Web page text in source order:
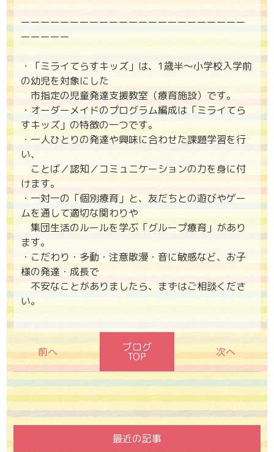
ーーーーーーーーーーーーーーーーーーーーーーー
ーーーーー
・「ミライてらすキッズ」は、1歳半～小学校入学前
の幼児を対象にした
市指定の児童発達支援教室（療育施設）です。
・オーダーメイドのプログラム編成は「ミライてら
すキッズ」の特徴の一つです。
・一人ひとりの発達や興味に合わせた課題学習を行
い、
ことば／認知／コミュニケーションの力を身に付
けます。
・一対一の「個別療育」と、友だちとの遊びやゲー
ムを通して適切な関わりや
集団生活のルールを学ぶ「グループ療育」があり
ます。
・こだわり・多動・注意散漫・音に敏感など、お子
様の発達・成長で
不安なことがありましたら、まずはご相談くださ
い。
ブログ
TOP
最近の記事